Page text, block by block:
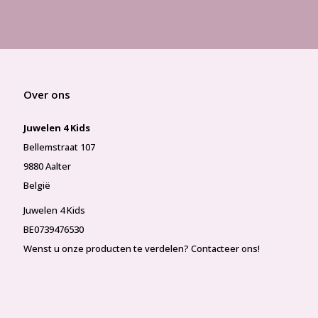
Over ons
Juwelen 4 Kids
Bellemstraat 107
9880 Aalter
België
Juwelen 4 Kids
BE0739476530
Wenst u onze producten te verdelen? Contacteer ons!